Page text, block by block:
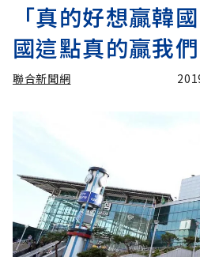
「真的好想贏韓
國這點真的贏我們
聯合新聞網